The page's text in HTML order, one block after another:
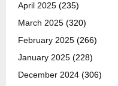
April 2025 (235)
March 2025 (320)
February 2025 (266)
January 2025 (228)
December 2024 (306)